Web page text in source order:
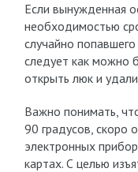
Если вынужденная
необходимостью
случайно
следует как можно
открыть люк и
Важно понимать,
90 градусов, скоро
электронных
картах. С целью